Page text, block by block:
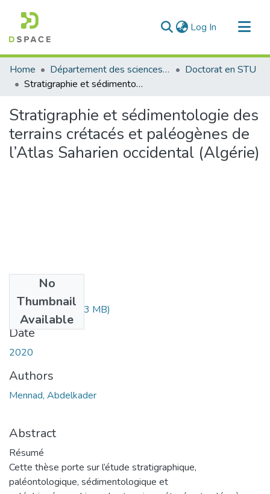
Log In (current)
Communities & Collections
All of DSpace
Home Département des sciences de la terre et de l'univers
Doctorat en STU
Stratigraphie et sédimentologie des terrains crétacés et paléogènes de l’Atlas Saharien occidental (Algérie)
Stratigraphie et sédimentologie des
terrains crétacés et paléogènes de
l’Atlas Saharien occidental (Algérie)
No
Thumbnail
Available
Mennad.pdf(35.63 MB)
Date
2020
Authors
Mennad, Abdelkader
Abstract
Résumé
Cette thèse porte sur l’étude stratigraphique,
paléontologique, sédimentologique et